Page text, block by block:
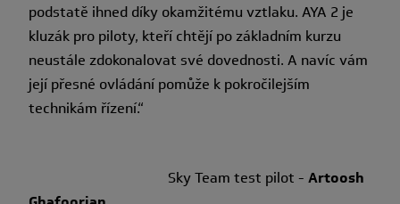
podstatě ihned díky okamžitému vztlaku. AYA 2 je
kluzák pro piloty, kteří chtějí po základním kurzu
neustále zdokonalovat své dovednosti. A navíc vám
její přesné ovládání pomůže k pokročilejším
technikám řízení.“
Sky Team test pilot - Artoosh